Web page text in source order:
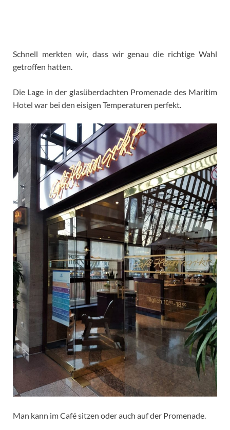
Schnell merkten wir, dass wir genau die richtige Wahl
getroffen hatten.
Die Lage in der glasüberdachten Promenade des Maritim
Hotel war bei den eisigen Temperaturen perfekt.
Man kann im Café sitzen oder auch auf der Promenade.